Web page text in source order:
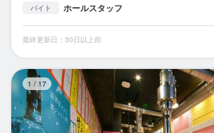
バイト ホールスタッフ
最終更新日：30日以上前
1 / 17